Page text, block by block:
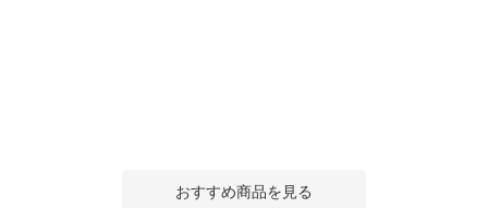
おすすめ商品を見る